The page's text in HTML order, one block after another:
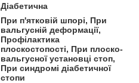
Діабетична
При п'ятковій шпорі, При
вальгусній деформації,
Профілактика
плоскостопості, При плоско-
вальгусної установці стоп,
При синдромі діабетичної
стопи